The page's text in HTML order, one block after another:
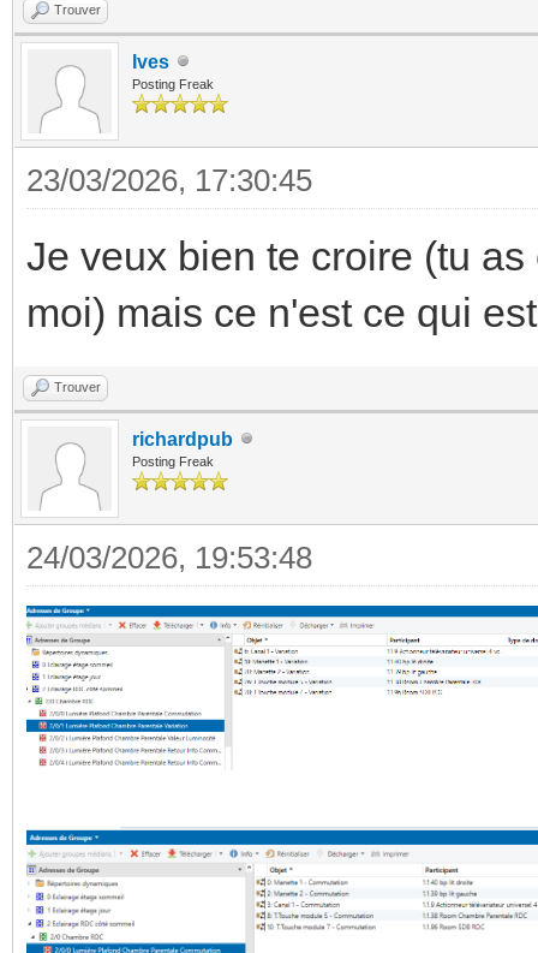
Trouver
Ives
Posting Freak
23/03/2026, 17:30:45
Je veux bien te croire (tu
moi) mais ce n'est ce qui
Trouver
richardpub
Posting Freak
24/03/2026, 19:53:48